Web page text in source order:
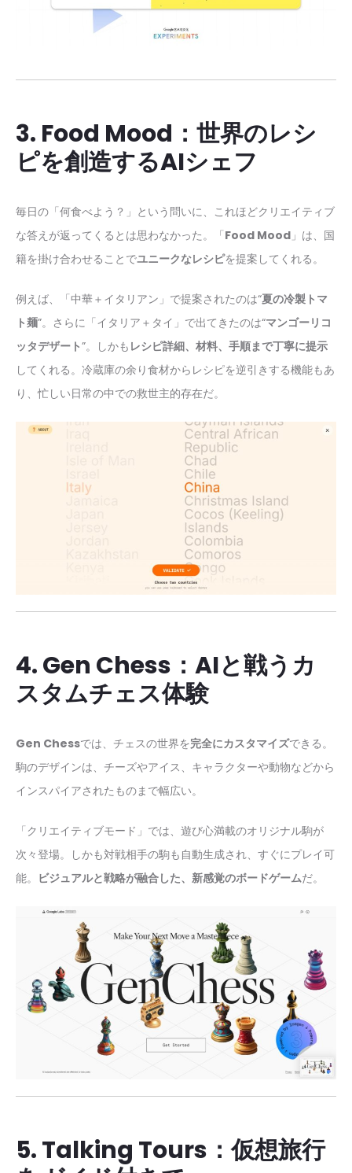
3. Food Mood：世界のレシ
ピを創造するAIシェフ
毎日の「何食べよう？」という問いに、これほどクリエイティブ
な答えが返ってくるとは思わなかった。「Food Mood 」は、国
籍を掛け合わせることでユニークなレシピを提案してくれる。
例えば、「中華＋イタリアン」で提案されたのは“夏の冷製トマ
ト麺”。さらに「イタリア＋タイ」で出てきたのは“マンゴーリコ
ッタデザート”。しかも レシピ詳細、材料、手順まで丁寧に提示
してくれる。冷蔵庫の余り食材からレシピを逆引きする機能もあ
り、忙しい日常の中での救世主的存在だ。
4. Gen Chess：AIと戦うカ
スタムチェス体験
Gen Chessでは、チェスの世界を完全にカスタマイズできる。
駒のデザインは、チーズやアイス、キャラクターや動物などから
インスパイアされたものまで幅広い。
「クリエイティブモード」では、遊び心満載のオリジナル駒が
次々登場。しかも対戦相手の駒も自動生成され、すぐにプレイ可
能。 ビジュアルと戦略が融合した、新感覚のボードゲームだ。
5. Talking Tours：仮想旅行